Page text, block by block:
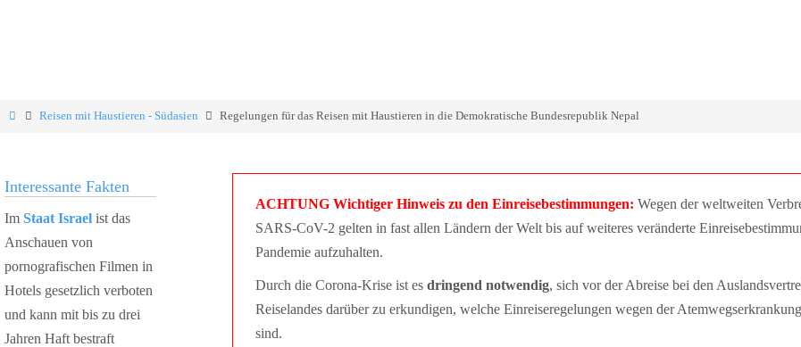
Reisen mit Haustieren - Südasien Regelungen für das Reisen mit Haustieren in die Demokratische Bundesrepublik Nepal
ACHTUNG Wichtiger Hinweis zu den Einreisebestimmungen: Wegen der weltweiten
SARS-CoV-2 gelten in fast allen Ländern der Welt bis auf weiteres veränderte
Pandemie aufzuhalten.
Durch die Corona-Krise ist es dringend notwendig, sich vor der Abreise bei den
Reiselandes darüber zu erkundigen, welche Einreiseregelungen wegen der
sind.
Interessante Fakten
Im Staat Israel ist das
Anschauen von
pornografischen Filmen in
Hotels gesetzlich verboten
und kann mit bis zu drei
Jahren Haft bestraft